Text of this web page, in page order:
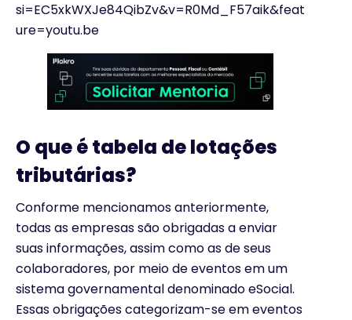
si=EC5xkWXJe84QibZv&v=R0Md_F57aik&feat
ure=youtu.be
O que é tabela de lotações
tributárias?
Conforme mencionamos anteriormente,
todas as empresas são obrigadas a enviar
suas informações, assim como as de seus
colaboradores, por meio de eventos em um
sistema governamental denominado eSocial.
Essas obrigações categorizam-se em eventos